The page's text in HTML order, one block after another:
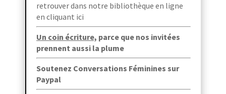
retrouver dans notre bibliothèque en ligne
en cliquant ici
Un coin écriture, parce que nos invitées
prennent aussi la plume
Soutenez Conversations Féminines sur
Paypal